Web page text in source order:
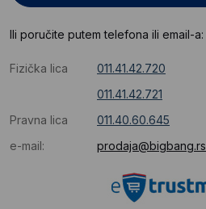
Ili poručite putem telefona ili email-a:
Fizička lica
011.41.42.720
011.41.42.721
Pravna lica
011.40.60.645
e-mail:
prodaja@bigbang.rs